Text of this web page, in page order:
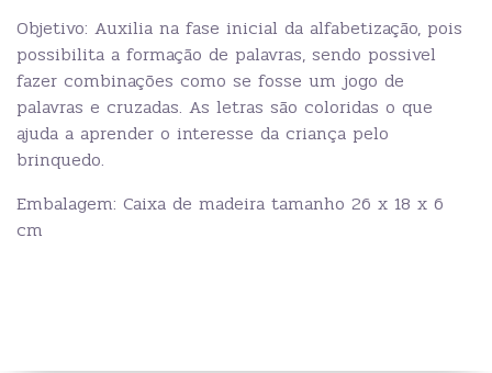
Objetivo: Auxilia na fase inicial da alfabetização, pois
possibilita a formação de palavras, sendo possivel
fazer combinações como se fosse um jogo de
palavras e cruzadas. As letras são coloridas o que
ajuda a aprender o interesse da criança pelo
brinquedo.
Embalagem: Caixa de madeira tamanho 26 x 18 x 6
cm